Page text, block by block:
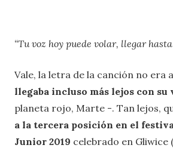
“Tu voz hoy puede volar, llegar hasta
Vale, la letra de la canción no era
llegaba incluso más lejos con su
planeta rojo, Marte -. Tan lejos,
a la tercera posición en el
Junior 2019 celebrado en Gliwice